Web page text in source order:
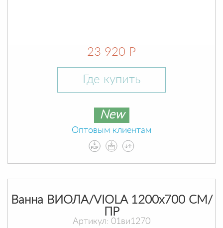
23 920 Р
Где купить
New
Оптовым клиентам
Ванна ВИОЛА/VIOLA 1200х700 СМ/
ПР
Артикул: 01ви1270